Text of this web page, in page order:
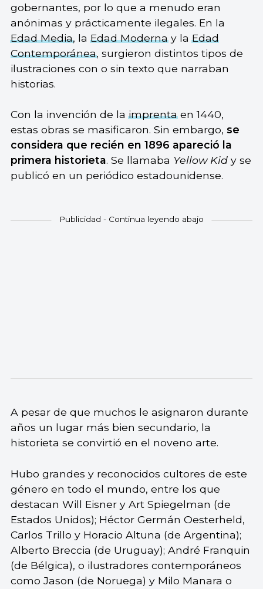
gobernantes, por lo que a menudo eran
anónimas y prácticamente ilegales. En la
Edad Media, laEdad Modernay laEdad
Contemporánea, surgieron distintos tipos de
ilustraciones con o sin texto que narraban
historias.
Con la invención de laimprentaen 1440,
estas obras se masificaron. Sin embargo, se
considera que recién en 1896 apareció la
primera historieta. Se llamaba Yellow Kidy se
publicó en un periódico estadounidense.
A pesar de que muchos le asignaron durante
años un lugar más bien secundario, la
historieta se convirtió en el noveno arte.
Hubo grandes y reconocidos cultores de este
género en todo el mundo, entre los que
destacan Will Eisner y Art Spiegelman (de
Estados Unidos); Héctor Germán Oesterheld,
Carlos Trillo y Horacio Altuna (de Argentina);
Alberto Breccia (de Uruguay); André Franquin
(de Bélgica), o ilustradores contemporáneos
como Jason (de Noruega) y Milo Manara o